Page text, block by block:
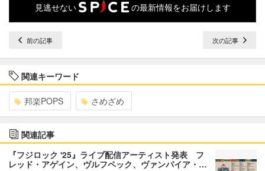
見逃せない の最新情報をお届けします
前の記事 次の記事
関連キーワード
邦楽POPS さめざめ
関連記事
『フジロック '25』ライブ配信アーティスト発表 フ
レッド・アゲイン、ヴルフペック、ヴァンパイア・…